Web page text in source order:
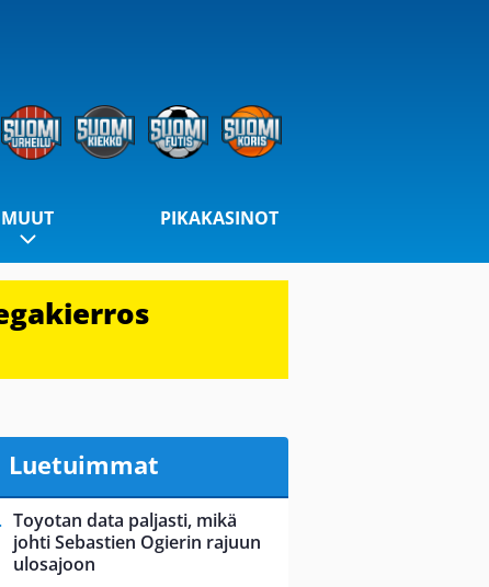
MUUT PIKAKASINOT
Luetuimmat
Toyotan data paljasti, mikä
johti Sebastien Ogierin rajuun
ulosajoon